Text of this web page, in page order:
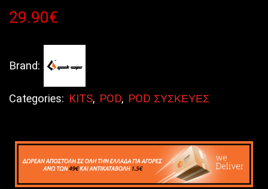
29.90€
Brand:
Categories: KITS, POD, POD ΣΥΣΚΕΥΕΣ